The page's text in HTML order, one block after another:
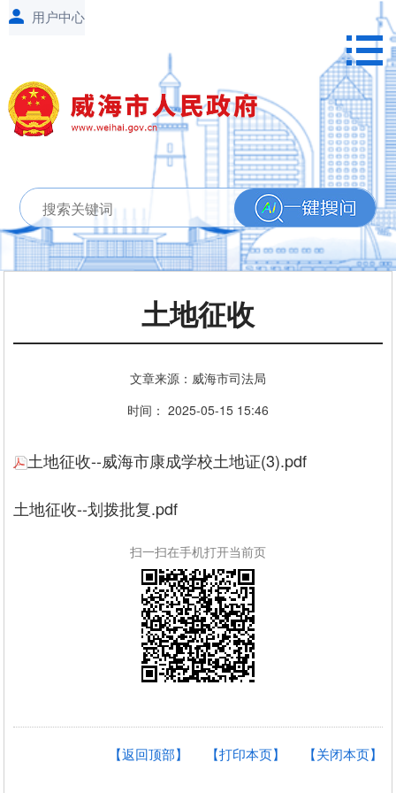
土地征收
文章来源：威海市司法局
时间： 2025-05-15 15:46
土地征收--威海市康成学校土地证(3).pdf
土地征收--划拨批复.pdf
扫一扫在手机打开当前页
【关闭本页】
【打印本页】
【返回顶部】